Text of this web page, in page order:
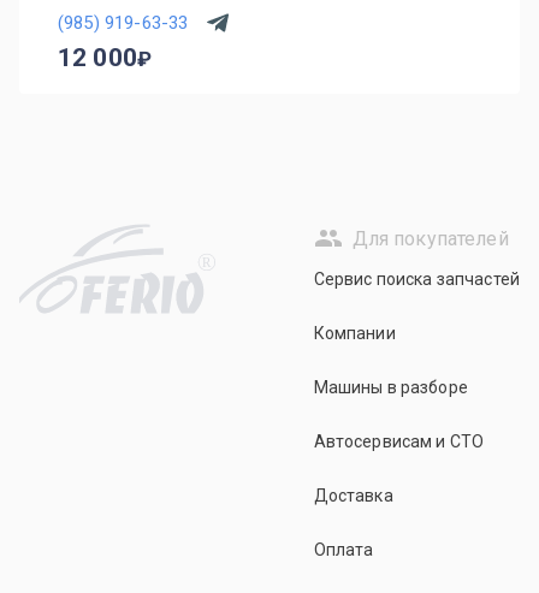
(985) 919-63-33
12 000
R
Для покупателей
Сервис поиска запчастей
Компании
Машины в разборе
Автосервисам и СТО
Доставка
Оплата